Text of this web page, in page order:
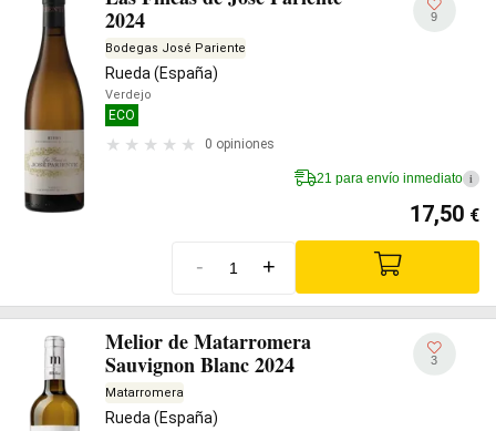
2024
Bodegas José Pariente
Rueda (España)
Verdejo
ECO
0 opiniones
9
21 para envío inmediato i
17,50 €
- +
Melior de Matarromera
Sauvignon Blanc 2024
Matarromera
Rueda (España)
3